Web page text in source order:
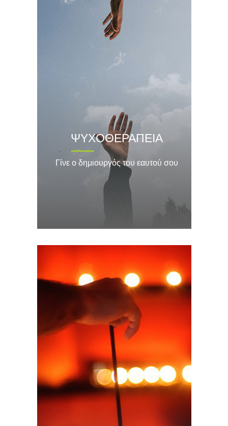
ΨΥΧΟΘΕΡΑΠΕΙΑ
Γίνε ο δημιουργός του εαυτού σου